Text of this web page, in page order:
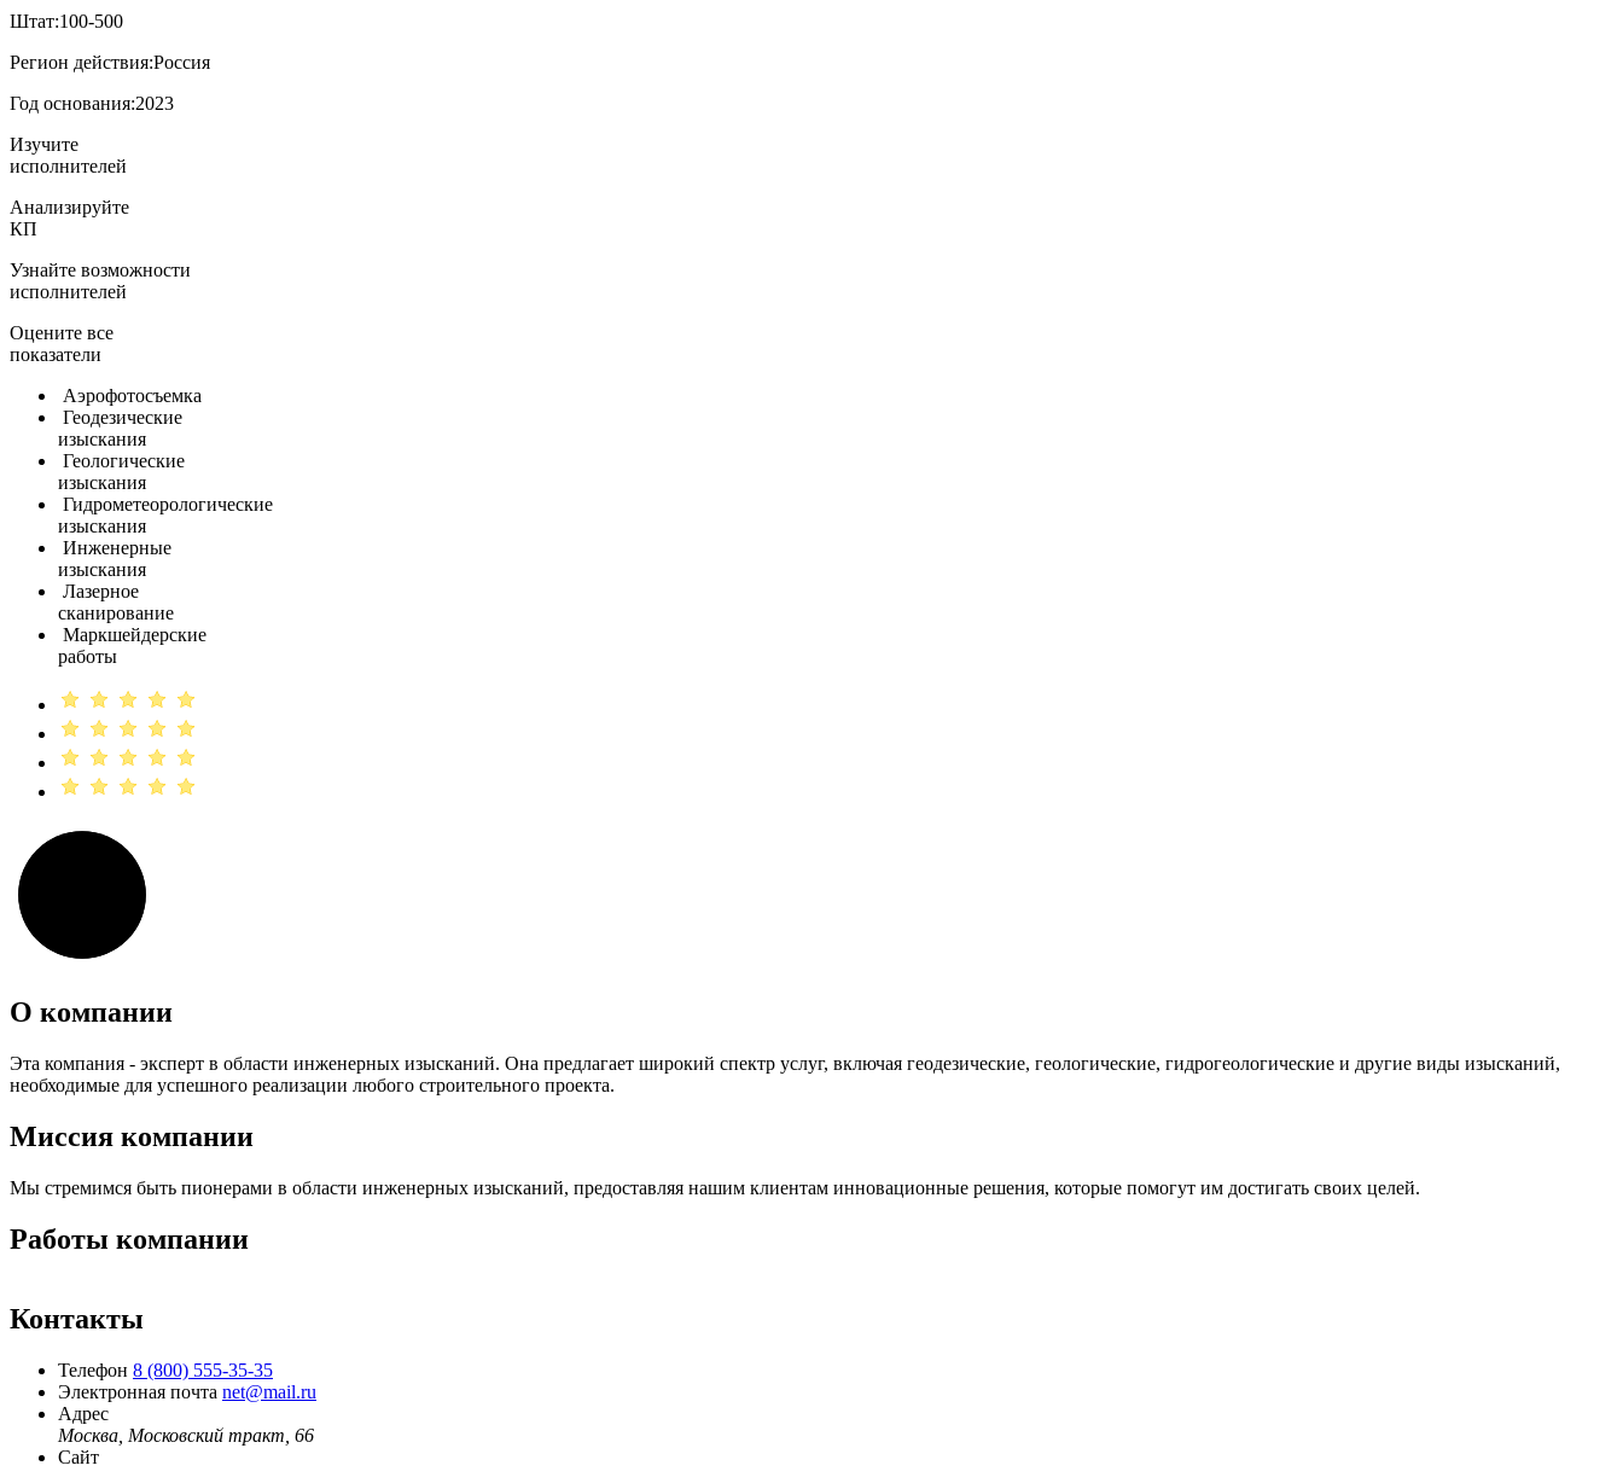
Штат:100-500
Регион действия:Россия
Год основания:2023
Изучите
исполнителей
Анализируйте
КП
Узнайте возможности
исполнителей
Оцените все
показатели
Аэрофотосъемка
Геодезические
изыскания
Геологические
изыскания
Гидрометеорологические
изыскания
Инженерные
изыскания
Лазерное
сканирование
Маркшейдерские
работы
О компании
Эта компания - эксперт в области инженерных изысканий. Она предлагает широкий спектр услуг, включая геодезические, геологические, гидрогеологические и другие виды изысканий,
необходимые для успешного реализации любого строительного проекта.
Миссия компании
Мы стремимся быть пионерами в области инженерных изысканий, предоставляя нашим клиентам инновационные решения, которые помогут им достигать своих целей.
Работы компании
Контакты
Телефон 8 (800) 555-35-35
Электронная почта net@mail.ru
Адрес
Москва, Московский тракт, 66
Сайт